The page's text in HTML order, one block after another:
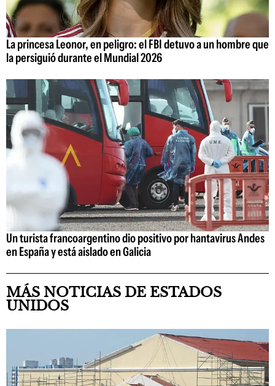
La princesa Leonor, en peligro: el FBI detuvo a un hombre que
la persiguió durante el Mundial 2026
Un turista francoargentino dio positivo por hantavirus Andes
en España y está aislado en Galicia
MÁS NOTICIAS DE ESTADOS
UNIDOS